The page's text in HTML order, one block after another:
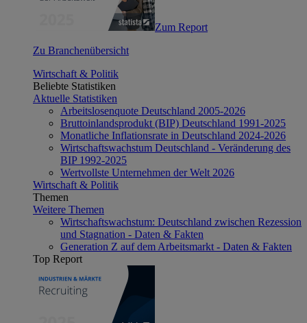
Zum Report
Zu Branchenübersicht
Wirtschaft & Politik
Beliebte Statistiken
Aktuelle Statistiken
Arbeitslosenquote Deutschland 2005-2026
Bruttoinlandsprodukt (BIP) Deutschland 1991-2025
Monatliche Inflationsrate in Deutschland 2024-2026
Wirtschaftswachstum Deutschland - Veränderung des
BIP 1992-2025
Wertvollste Unternehmen der Welt 2026
Wirtschaft & Politik
Themen
Weitere Themen
Wirtschaftswachstum: Deutschland zwischen Rezession
und Stagnation - Daten & Fakten
Generation Z auf dem Arbeitsmarkt - Daten & Fakten
Top Report